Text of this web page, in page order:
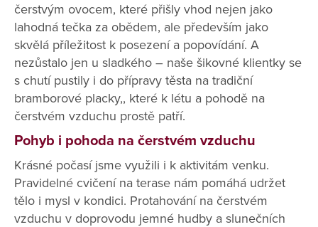
čerstvým ovocem, které přišly vhod nejen jako
lahodná tečka za obědem, ale především jako
skvělá příležitost k posezení a popovídání. A
nezůstalo jen u sladkého – naše šikovné klientky se
s chutí pustily i do přípravy těsta na tradiční
bramborové placky,, které k létu a pohodě na
čerstvém vzduchu prostě patří.
Pohyb i pohoda na čerstvém vzduchu
Krásné počasí jsme využili i k aktivitám venku.
Pravidelné cvičení na terase nám pomáhá udržet
tělo i mysl v kondici. Protahování na čerstvém
vzduchu v doprovodu jemné hudby a slunečních